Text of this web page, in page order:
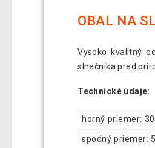
OBAL NA
Vysoko kvalitný
slnečníka pred
Technické údaje:
horný priemer:
spodný priemer: